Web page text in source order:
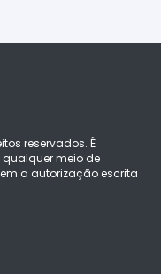
reservados. É
meio de
a autorização escrita